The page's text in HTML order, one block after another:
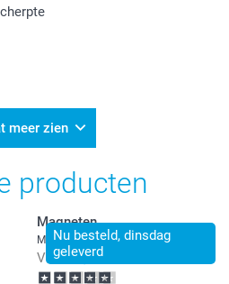
een mail sturen.
je mee.
meer zien
producten
Nu besteld, dinsdag
geleverd
Magneten
Meer dan 10 varianten
Vanaf 7,99